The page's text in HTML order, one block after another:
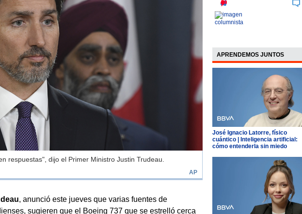
respuestas", dijo el Primer Ministro Justin Trudeau.
AP
, anunció este jueves que varias fuentes de
sugieren que el Boeing 737 que se estrelló cerca
APRENDEMOS JUNTOS
José Ignacio Latorre, físico
cuántico | Inteligencia artificial:
cómo entenderla sin miedo